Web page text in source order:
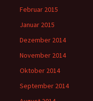
Februar 2015
Januar 2015
Dezember 2014
November 2014
Oktober 2014
September 2014